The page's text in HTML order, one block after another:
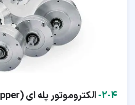
۴‏-‏۲‏- الکتروموتور پله ای(Stepper)